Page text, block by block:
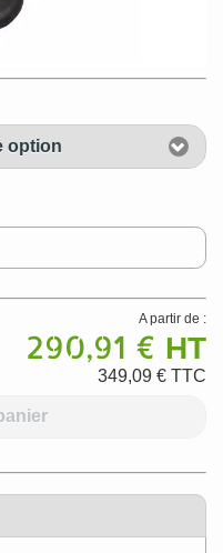
option
A partir de :
290,91 € HT
349,09 € TTC